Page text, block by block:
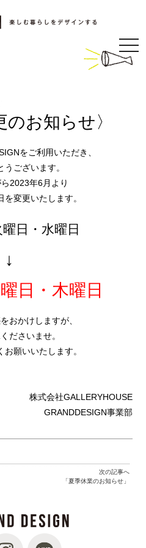
のお知らせ〉
をご利用いただき、
うございます。
2023年6月より
変更いたします。
日・水曜日
↓
日・木曜日
おかけしますが、
ださいませ。
願いいたします。
株式会社GALLERYHOUSE
GRANDDESIGN事業部
次の記事へ
「夏季休業のお知らせ」